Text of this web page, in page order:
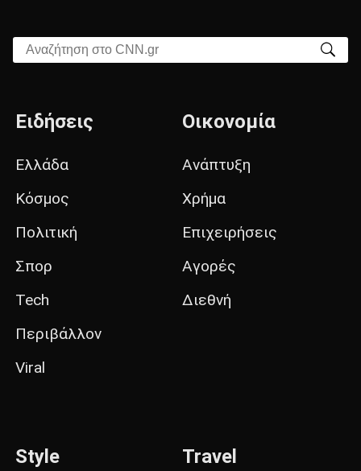
Αναζήτηση στο CNN.gr
Ειδήσεις
Ελλάδα
Κόσμος
Πολιτική
Σπορ
Tech
Περιβάλλον
Viral
Οικονομία
Ανάπτυξη
Χρήμα
Επιχειρήσεις
Αγορές
Διεθνή
Style Travel